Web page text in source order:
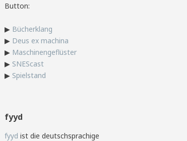
Button:
▶ Bücherklang
▶ Deus ex machina
▶ Maschinengeflüster
▶ SNEScast
▶ Spielstand
fyyd
fyyd ist die deutschsprachige